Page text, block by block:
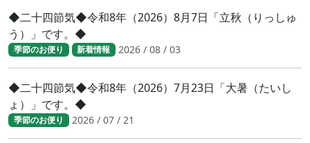
◆二十四節気◆令和8年（2026）8月7日「立秋（りっしゅ
う）」です。◆
季節のお便り 新着情報 2026 / 08 / 03
◆二十四節気◆令和8年（2026）7月23日「大暑（たいし
ょ）」です。◆
季節のお便り 2026 / 07 / 21